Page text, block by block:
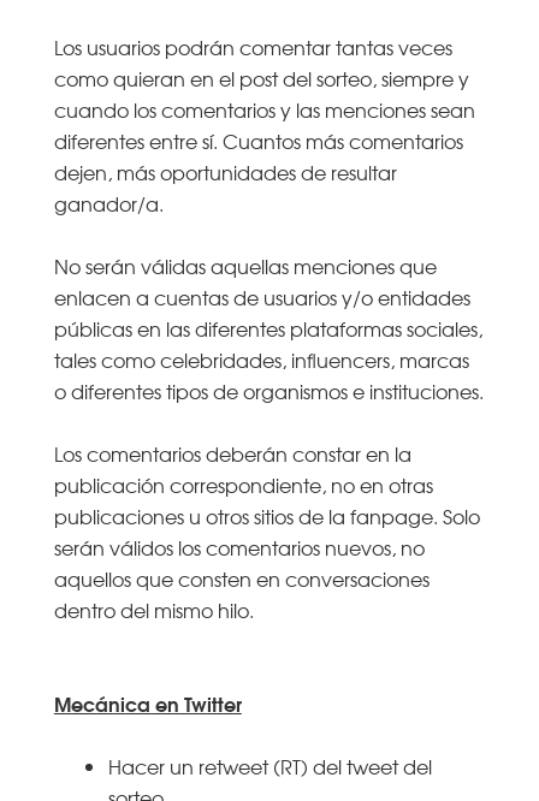
Los usuarios podrán comentar tantas veces
como quieran en el post del sorteo, siempre y
cuando los comentarios y las menciones sean
diferentes entre sí. Cuantos más comentarios
dejen, más oportunidades de resultar
ganador/a.
No serán válidas aquellas menciones que
enlacen a cuentas de usuarios y/o entidades
públicas en las diferentes plataformas sociales,
tales como celebridades, influencers, marcas
o diferentes tipos de organismos e instituciones.
Los comentarios deberán constar en la
publicación correspondiente, no en otras
publicaciones u otros sitios de la fanpage. Solo
serán válidos los comentarios nuevos, no
aquellos que consten en conversaciones
dentro del mismo hilo.
Mecánica en Twitter
Hacer un retweet (RT) del tweet del